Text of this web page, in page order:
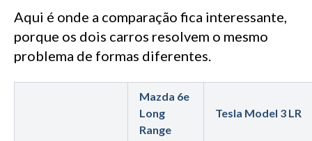
Aqui é onde a comparação fica interessante,
porque os dois carros resolvem o mesmo
problema de formas diferentes.
Mazda 6e
Long
Range
Tesla Model 3 LR